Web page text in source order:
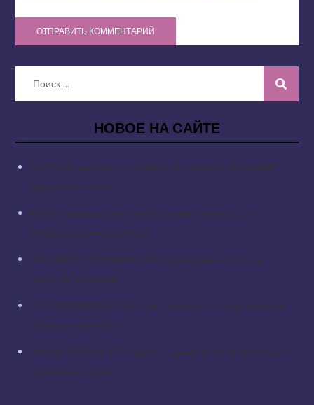
НОВОЕ НА САЙТЕ
Sentinels выходят на League of Legends: Doublelift
представил анонс
BLAST переходит на новый уровень сервиса для
киберспортивных команд
VALORANT Champions 2025: рекордные 1,47 млн
зрителей в финале
The International 2025 стал третьим по популярности
турниром сентября
Worlds 2025: IG и T1 откроют турнир в матче за выход в
групповую стадию